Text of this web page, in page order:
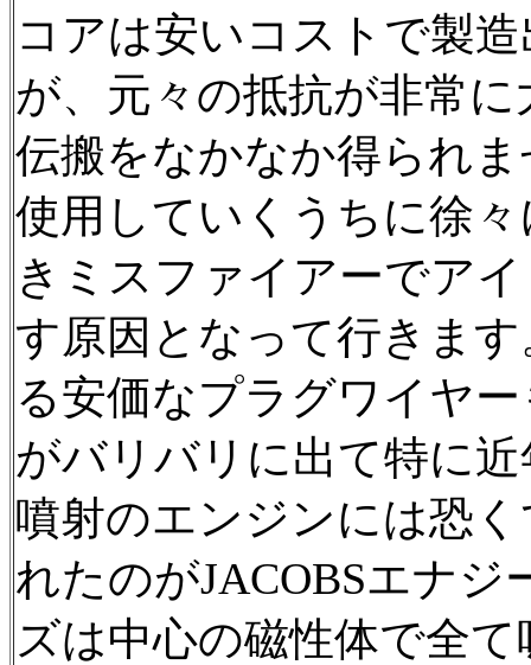
コアは安いコストで製
が、元々の抵抗が非常
伝搬をなかなか得られ
使用していくうちに徐
きミスファイアーでア
す原因となって行きま
る安価なプラグワイヤ
がバリバリに出て特に
噴射のエンジンには恐
れたのがJACOBSエナ
ズは中心の磁性体で全